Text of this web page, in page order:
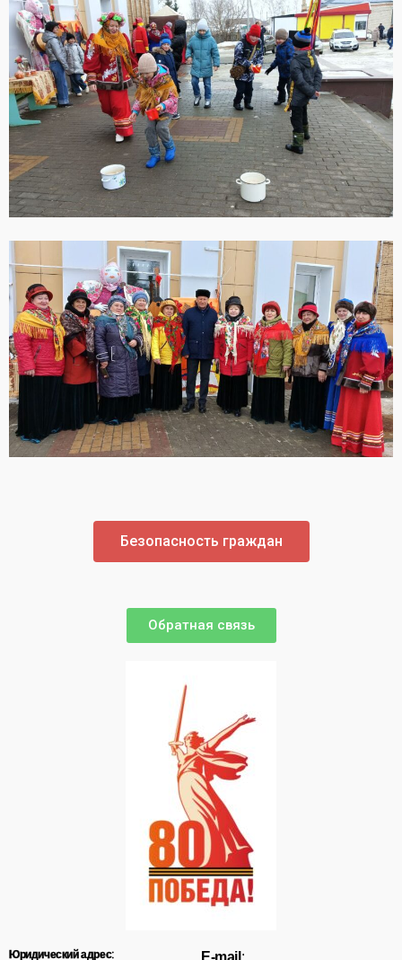
Безопасность граждан
Обратная связь
Юридический адрес: